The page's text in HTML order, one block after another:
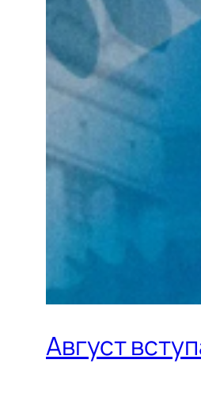
Август